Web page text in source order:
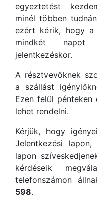
egyeztetést
minél többen
ezért kérik, hogy a
mindkét
jelentkezéskor.
A résztvevőknek
a szállást
Ezen felül
lehet rendelni.
Kérjük, hogy
Jelentkezési lapon,
lapon
kérdéseik
telefonszámon
598.